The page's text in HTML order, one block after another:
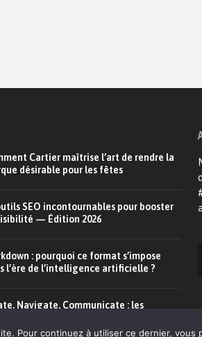
Cartier maîtrise l’art de rendre la
désirable pour les fêtes
SEO incontournables pour booster
— Édition 2026
: pourquoi ce format s’impose
l’ère de l’intelligence artificielle ?
Navigate, Communicate : les
Pour continuez à utiliser ce dernier, vous